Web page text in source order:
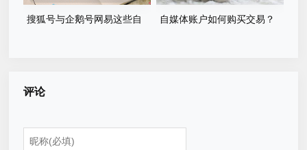
搜狐号与企鹅号网易这些自
自媒体账户如何购买交易？
评论